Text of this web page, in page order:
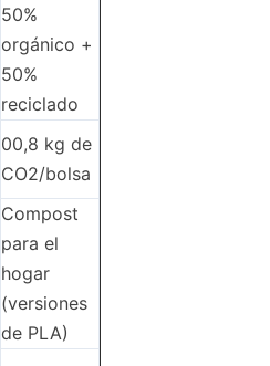
50%
orgánico +
50%
reciclado
00,8 kg de
CO2/bolsa
Compost
para el
hogar
(versiones
de PLA)